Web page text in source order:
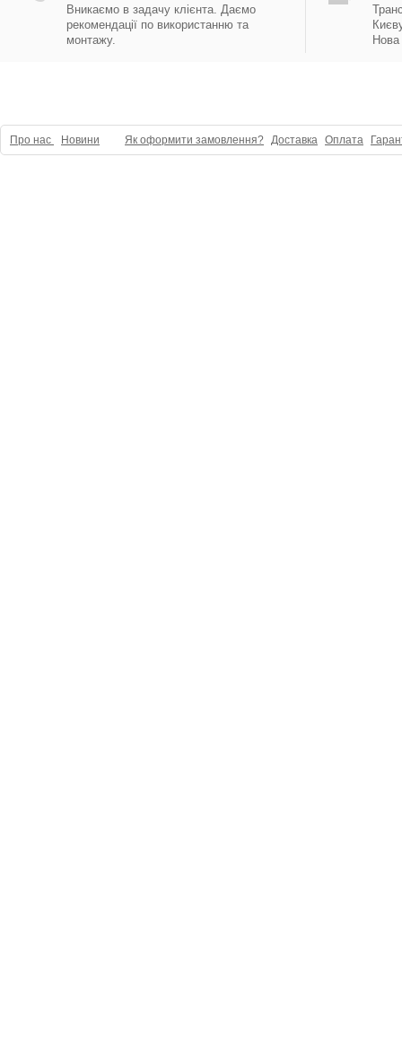
Вникаємо в задачу клієнта. Даємо
рекомендації по використанню та
монтажу.
Про нас Новини Як оформити замовлення? Доставка Оплата